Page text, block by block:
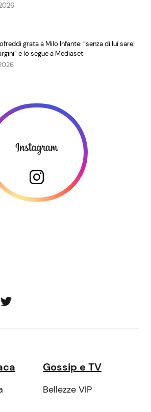
grata a Milo Infante: “senza di lui sarei
e lo segue a Mediaset
Gossip e TV
Bellezze VIP